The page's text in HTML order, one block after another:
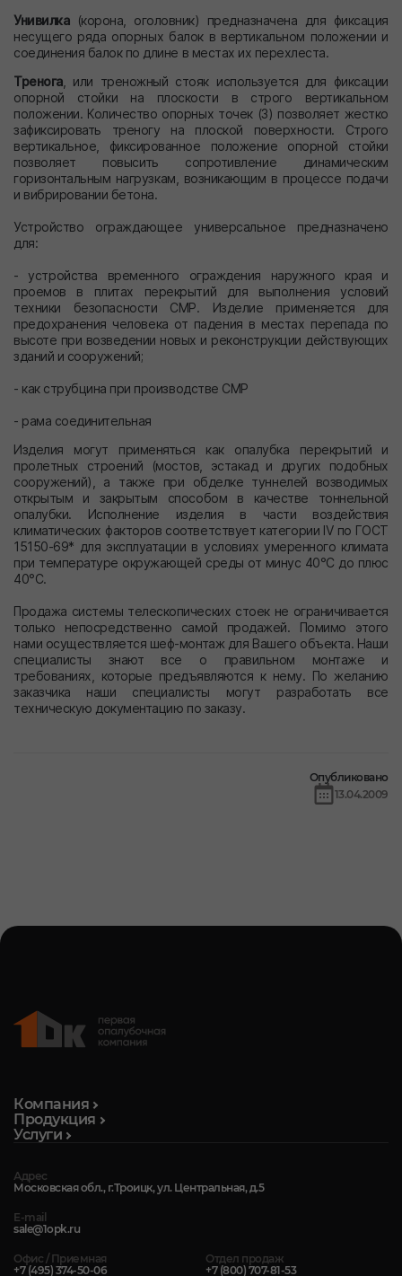
Унивилка (корона, оголовник) предназначена для фиксация
несущего ряда опорных балок в вертикальном положении и
соединения балок по длине в местах их перехлеста.
Тренога, или треножный стояк используется для фиксации
опорной стойки на плоскости в строго вертикальном
положении. Количество опорных точек (3) позволяет жестко
зафиксировать треногу на плоской поверхности. Строго
вертикальное, фиксированное положение опорной стойки
позволяет повысить сопротивление динамическим
горизонтальным нагрузкам, возникающим в процессе подачи
и вибрировании бетона.
Устройство ограждающее универсальное предназначено
для:
- устройства временного ограждения наружного края и
проемов в плитах перекрытий для выполнения условий
техники безопасности СМР. Изделие применяется для
предохранения человека от падения в местах перепада по
высоте при возведении новых и реконструкции действующих
зданий и сооружений;
- как струбцина при производстве СМР
- рама соединительная
Изделия могут применяться как опалубка перекрытий и
пролетных строений (мостов, эстакад и других подобных
сооружений), а также при обделке туннелей возводимых
открытым и закрытым способом в качестве тоннельной
опалубки. Исполнение изделия в части воздействия
климатических факторов соответствует категории IVпо ГОСТ
15150-69* для эксплуатации в условиях умеренного климата
при температуре окружающей среды от минус 40°С до плюс
40°С.
Продажа системы телескопических стоек не ограничивается
только непосредственно самой продажей. Помимо этого
нами осуществляется шеф-монтаж для Вашего объекта. Наши
специалисты знают все о правильном монтаже и
требованиях, которые предъявляются к нему. По желанию
заказчика наши специалисты могут разработать все
техническую документацию по заказу.
Опубликовано
13.04.2009
Компания
Продукция
Услуги
Адрес
Московская обл., г.Троицк, ул. Центральная, д.5
E-mail
sale@1opk.ru
Офис / Приемная
+7 (495) 374-50-06
Отдел продаж
+7 (800) 707-81-53